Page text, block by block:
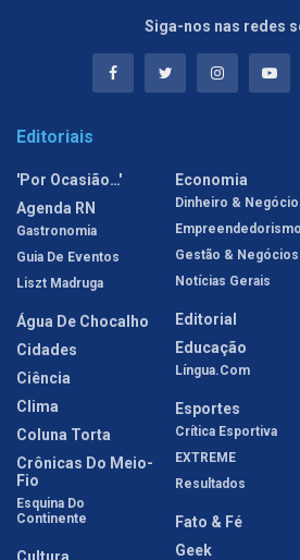
Siga-nos nas redes
Editoriais
'Por Ocasião…'
Agenda RN
Gastronomia
Guia De Eventos
Liszt Madruga
Água De Chocalho
Cidades
Ciência
Clima
Coluna Torta
Crônicas Do Meio-
Fio
Esquina Do
Continente
Economia
Dinheiro &
Empreendedorismo
Gestão & Negócios
Notícias Gerais
Editorial
Educação
Língua.com
Esportes
Crítica Esportiva
EXTREME
Resultados
Fato & Fé
Geek